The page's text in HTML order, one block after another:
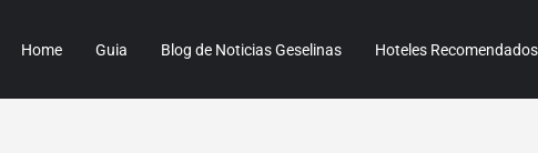
Home Guia Blog de Noticias Geselinas Hoteles Recomendados